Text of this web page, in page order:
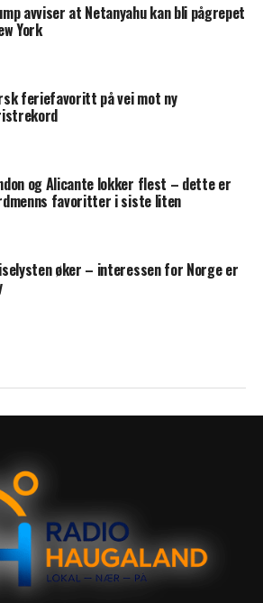
avviser at Netanyahu kan bli pågrepet
York
feriefavoritt på vei mot ny
og Alicante lokker flest – dette er
favoritter i siste liten
øker – interessen for Norge er